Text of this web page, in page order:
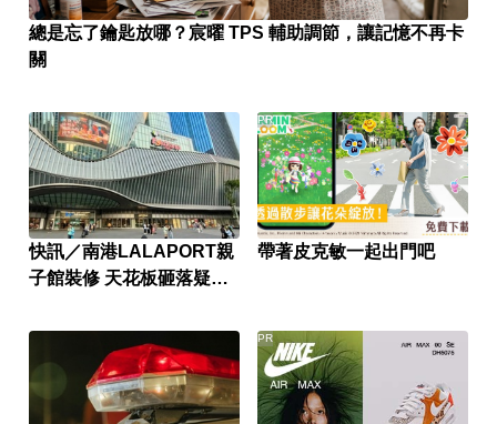
總是忘了鑰匙放哪？宸曜 TPS 輔助調節，讓記憶不再卡
關
快訊／南港LALAPORT親
子館裝修 天花板砸落疑釀
帶著皮克敏一起出門吧
PR
PR